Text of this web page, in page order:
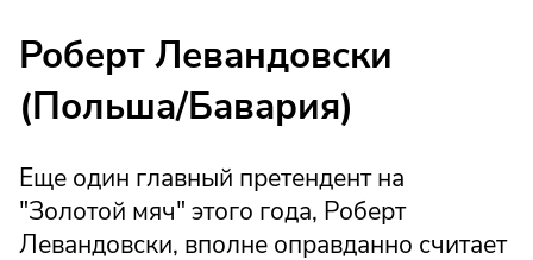
Роберт Левандовски
(Польша/Бавария)
Еще один главный претендент на
"Золотой мяч" этого года, Роберт
Левандовски, вполне оправданно считает